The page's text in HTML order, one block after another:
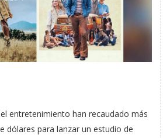
entretenimiento han recaudado más
dólares para lanzar un estudio de